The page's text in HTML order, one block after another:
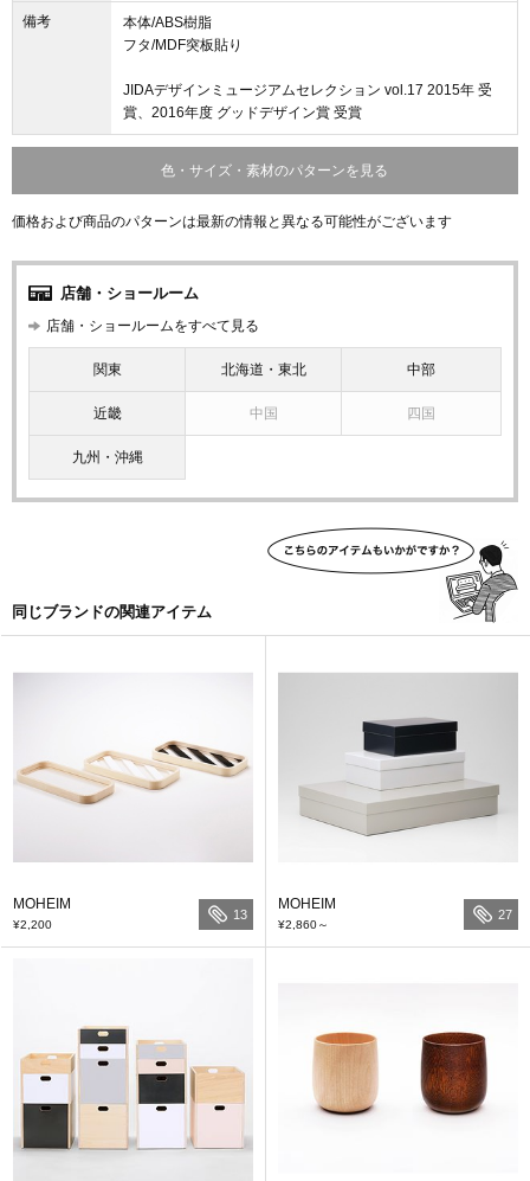
備考
本体/ABS樹脂
フタ/MDF突板貼り
JIDAデザインミュージアムセレクション vol.17 2015年 受
賞、2016年度 グッドデザイン賞 受賞
色・サイズ・素材のパターンを見る
価格および商品のパターンは最新の情報と異なる可能性がございます
店舗・ショールーム
店舗・ショールームをすべて見る
関東 北海道・東北 中部
近畿 中国 四国
九州・沖縄
同じブランドの関連アイテム
MOHEIM
¥2,200
13
MOHEIM
¥2,860～
27